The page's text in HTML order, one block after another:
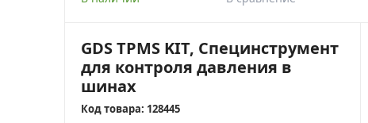
GDS TPMS KIT, Cпецинструмент
для контроля давления в
шинах
Код товара: 128445